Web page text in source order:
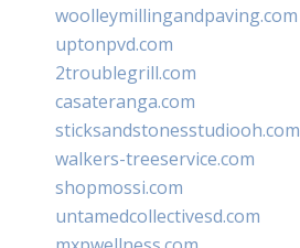
woolleymillingandpaving.com
uptonpvd.com
2troublegrill.com
casateranga.com
sticksandstonesstudiooh.com
walkers-treeservice.com
shopmossi.com
untamedcollectivesd.com